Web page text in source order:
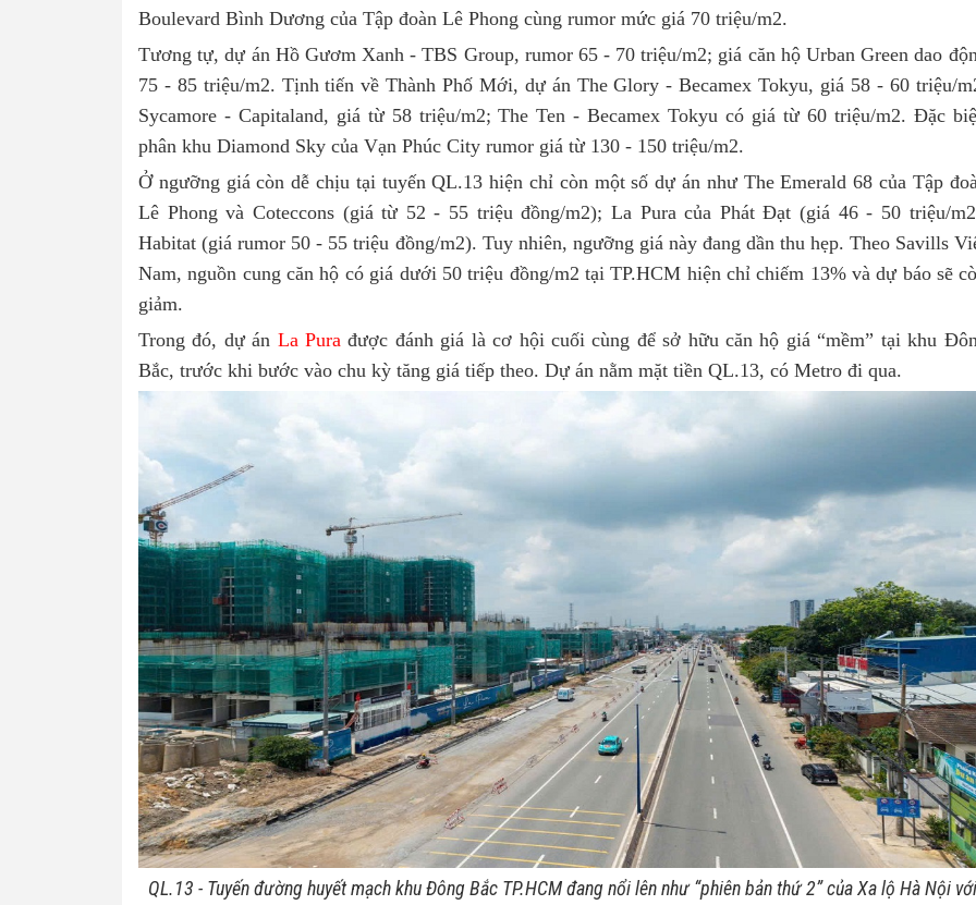
Boulevard Bình Dương của Tập đoàn Lê Phong cùng rumor mức giá 70 triệu/m2.
Tương tự, dự án Hồ Gươm Xanh - TBS Group, rumor 65 - 70 triệu/m2; giá căn hộ Urban Green dao
75 - 85 triệu/m2. Tịnh tiến về Thành Phố Mới, dự án The Glory - Becamex Tokyu, giá 58 - 60 triệu/
Sycamore - Capitaland, giá từ 58 triệu/m2; The Ten - Becamex Tokyu có giá từ 60 triệu/m2. Đặc
phân khu Diamond Sky của Vạn Phúc City rumor giá từ 130 - 150 triệu/m2.
Ở ngưỡng giá còn dễ chịu tại tuyến QL.13 hiện chỉ còn một số dự án như The Emerald 68 của Tập
Lê Phong và Coteccons (giá từ 52 - 55 triệu đồng/m2); La Pura của Phát Đạt (giá 46 - 50 triệu/
Habitat (giá rumor 50 - 55 triệu đồng/m2). Tuy nhiên, ngưỡng giá này đang dần thu hẹp. Theo Savills
Nam, nguồn cung căn hộ có giá dưới 50 triệu đồng/m2 tại TP.HCM hiện chỉ chiếm 13% và dự báo sẽ
giảm.
Trong đó, dự án La Pura được đánh giá là cơ hội cuối cùng để sở hữu căn hộ giá “mềm” tại khu
Bắc, trước khi bước vào chu kỳ tăng giá tiếp theo. Dự án nằm mặt tiền QL.13, có Metro đi qua.
QL.13 - Tuyến đường huyết mạch khu Đông Bắc TP.HCM đang nổi lên như “phiên bản thứ 2” của Xa lộ Hà Nội